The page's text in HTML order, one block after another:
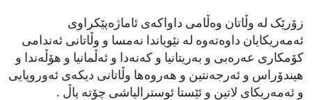
زۆرێک لە وڵاتان وەڵامی داواکەی ئاماژەپێکراوی
ئەمەریکایان داوەتەوە لە نێویاندا نەمسا و وڵاتانی ئەندامی
کۆمکاری عەرەبی و بەریتانیا و کەنەدا و ئەڵمانیا و هۆڵەندا و
هیندۆراس و ئەرجەنتین و هەروەها وڵاتانی دیکەی ئەوروپایی
و ئەمەریکای لاتین و ئێستا ئوسترالیاشی چۆتە پاڵ .